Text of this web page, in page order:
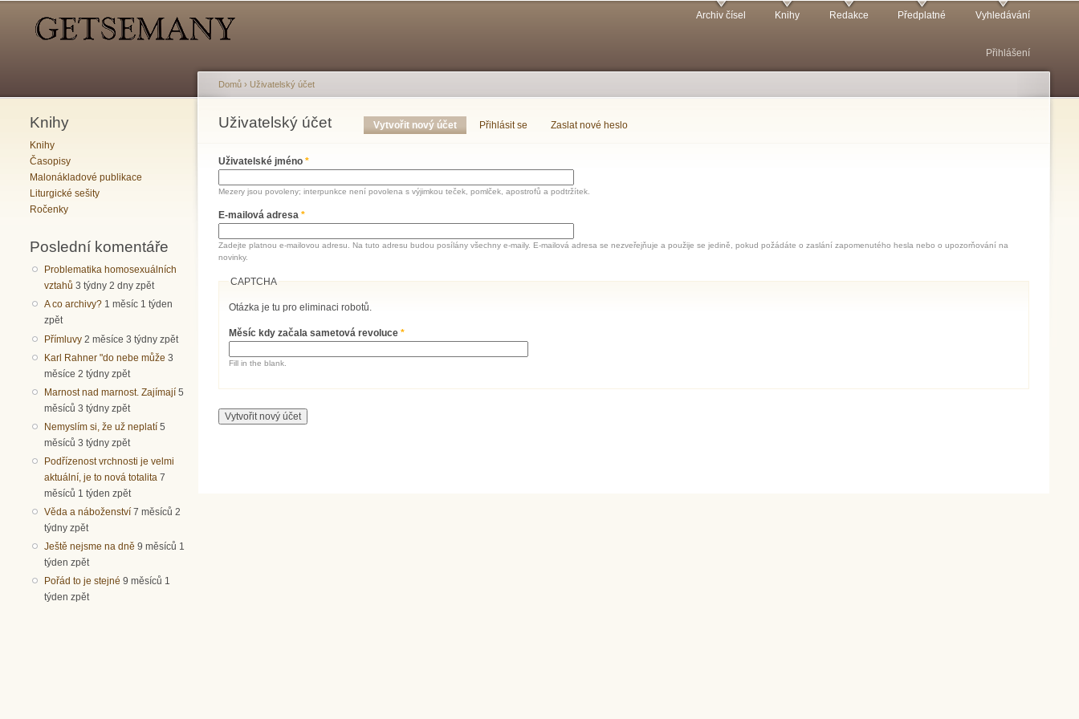
Archiv čísel Knihy Redakce Předplatné Vyhledávání
Přihlášení
Knihy
Knihy
Časopisy
Malonákladové publikace
Liturgické sešity
Ročenky
Poslední komentáře
Problematika homosexuálních
vztahů 3 týdny 2 dny zpět
A co archivy? 1 měsíc 1 týden
zpět
Přímluvy 2 měsíce 3 týdny zpět
Karl Rahner "do nebe může 3
měsíce 2 týdny zpět
Marnost nad marnost. Zajímají 5
měsíců 3 týdny zpět
Nemyslím si, že už neplatí 5
měsíců 3 týdny zpět
Podřízenost vrchnosti je velmi
aktuální, je to nová totalita 7
měsíců 1 týden zpět
Věda a náboženství 7 měsíců 2
týdny zpět
Ještě nejsme na dně 9 měsíců 1
týden zpět
Pořád to je stejné 9 měsíců 1
týden zpět
Jste zde
Domů › Uživatelský účet
Uživatelský účet
Hlavní záložky Vytvořit nový účet (aktivní záložka)
Přihlásit se Zaslat nové heslo
Uživatelské jméno *
Mezery jsou povoleny; interpunkce není povolena s výjimkou teček, pomlček, apostrofů a podtržítek.
E-mailová adresa *
Zadejte platnou e-mailovou adresu. Na tuto adresu budou posílány všechny e-maily. E-mailová adresa se nezveřejňuje a použije se jedině, pokud požádáte o zaslání zapomenutého hesla nebo o upozorňování na
novinky.
CAPTCHA
Otázka je tu pro eliminaci robotů.
Měsíc kdy začala sametová revoluce*
Fill in the blank.